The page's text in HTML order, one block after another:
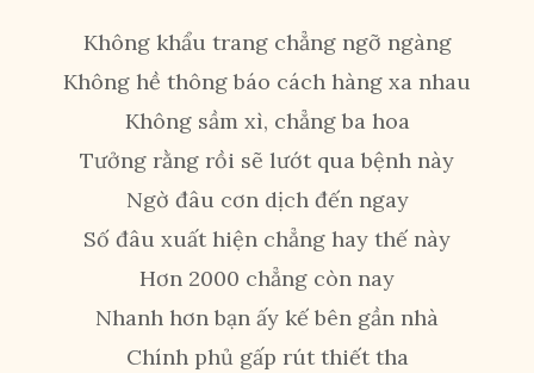
Không khẩu trang chẳng ngỡ ngàng
Không hề thông báo cách hàng xa nhau
Không sầm xì, chẳng ba hoa
Tưởng rằng rồi sẽ lướt qua bệnh này
Ngờ đâu cơn dịch đến ngay
Số đâu xuất hiện chẳng hay thế này
Hơn 2000 chẳng còn nay
Nhanh hơn bạn ấy kế bên gần nhà
Chính phủ gấp rút thiết tha